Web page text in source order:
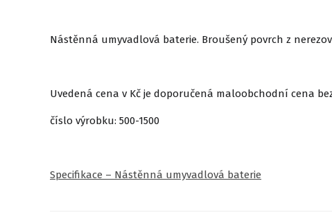
Nástěnná umyvadlová baterie. Broušený povrch z
Uvedená cena v Kč je doporučená maloobchodní cena
číslo výrobku: 500-1500
Specifikace – Nástěnná umyvadlová baterie